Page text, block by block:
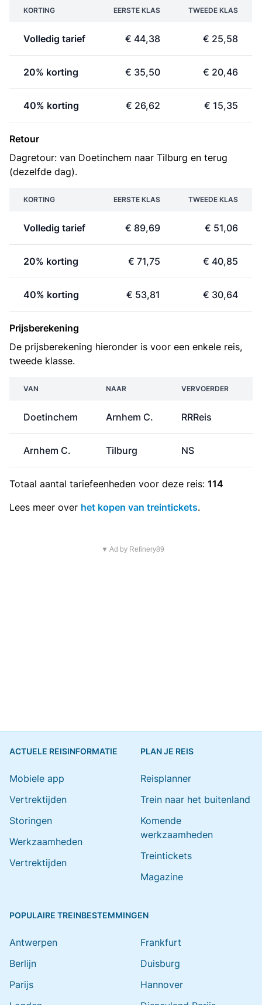
KORTING EERSTE KLAS TWEEDE KLAS
Volledig tarief € 44,38 € 25,58
20% korting € 35,50 € 20,46
40% korting € 26,62 € 15,35
Retour
Dagretour: van Doetinchem naar Tilburg en terug
(dezelfde dag).
KORTING EERSTE KLAS TWEEDE KLAS
Volledig tarief € 89,69 € 51,06
20% korting € 71,75 € 40,85
40% korting € 53,81 € 30,64
Prijsberekening
De prijsberekening hieronder is voor een enkele reis,
tweede klasse.
VAN NAAR VERVOERDER
Doetinchem Arnhem C. RRReis
Arnhem C. Tilburg NS
Totaal aantal tariefeenheden voor deze reis: 114
Lees meer over het kopen van treintickets.
▼ Ad by Refinery89
ACTUELE REISINFORMATIE
Mobiele app
Vertrektijden
Storingen
Werkzaamheden
Vertrektijden
PLAN JE REIS
Reisplanner
Trein naar het buitenland
Komende
werkzaamheden
Treintickets
Magazine
POPULAIRE TREINBESTEMMINGEN
Antwerpen
Berlijn
Parijs
Frankfurt
Duisburg
Hannover